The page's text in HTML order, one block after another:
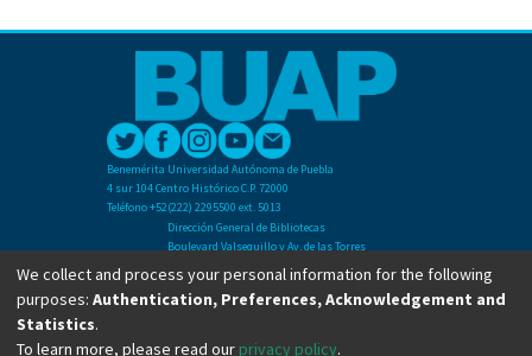
Benemérita Universidad Autónoma de Puebla
4 sur 104 Centro Histórico C.P. 72000
Teléfono +52(222) 2295500 ext. 5013
Dirección General de Bibliotecas
Boulevard Valsequillo y Av. de las Torres
Ciudad Universitaria. Col. San Manuel
C.P. 72570
Teléfono +52 (222) 2295500 Ext 2901
We collect and process your personal information for the following
purposes: Authentication, Preferences, Acknowledgement and
Statistics.
To learn more, please read our privacy policy.